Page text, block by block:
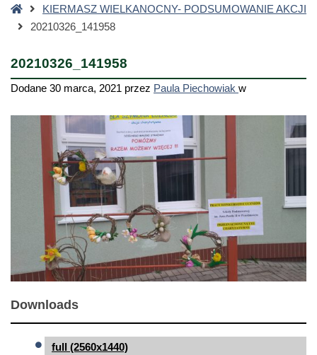
Strona
główna
KIERMASZ WIELKANOCNY- PODSUMOWANIE AKCJI
20210326_141958
20210326_141958
Dodane 30 marca, 2021 przez Paula Piechowiak w
Downloads
full (2560x1440)